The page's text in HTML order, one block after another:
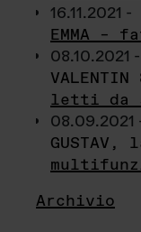
16.11.2021 -
EMMA
08.10.2021 -
letti da
08.09.2021
Archivio